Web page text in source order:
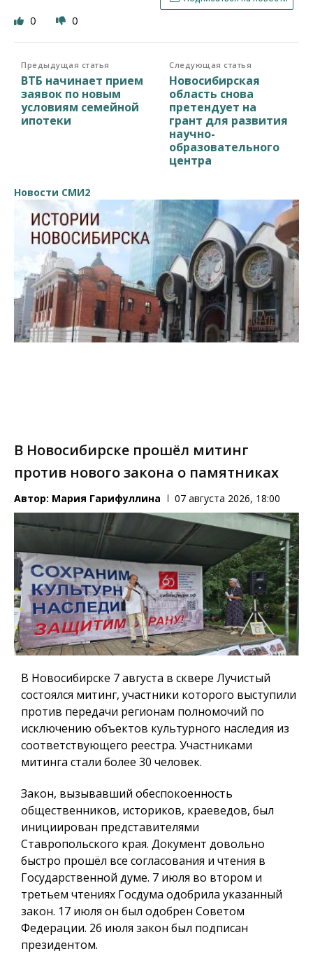
0 0
Предыдущая статья
ВТБ начинает прием
заявок по новым
условиям семейной
ипотеки
Следующая статья
Новосибирская
область снова
претендует на
грант для развития
научно-
образовательного
центра
Новости СМИ2
В Новосибирске прошёл митинг
против нового закона о памятниках
Автор: Мария Гарифуллина 07 августа 2026, 18:00
В Новосибирске 7 августа в сквере Лучистый
состоялся митинг, участники которого выступили
против передачи регионам полномочий по
исключению объектов культурного наследия из
соответствующего реестра. Участниками
митинга стали более 30 человек.
Закон, вызывавший обеспокоенность
общественников, историков, краеведов, был
инициирован представителями
Ставропольского края. Документ довольно
быстро прошёл все согласования и чтения в
Государственной думе. 7 июля во втором и
третьем чтениях Госдума одобрила указанный
закон. 17 июля он был одобрен Советом
Федерации. 26 июля закон был подписан
президентом.